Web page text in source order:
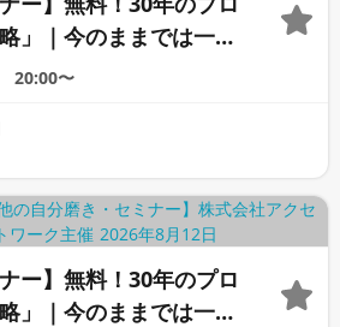
」｜今のままでは一生
男性へ
20:00〜
ー】無料！30年のプロ
」｜今のままでは一生